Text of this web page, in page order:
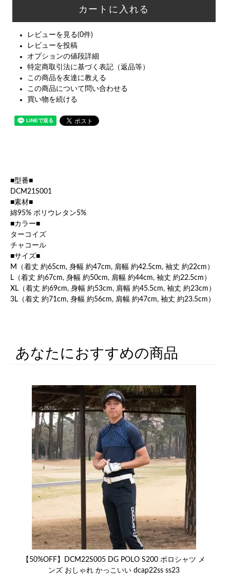
レビューを見る(0件)
レビューを投稿
オプションの値段詳細
特定商取引法に基づく表記（返品等）
この商品を友達に教える
この商品について問い合わせる
買い物を続ける
■型番■
DCM21S001
■素材■
綿95% ポリウレタン5%
■カラー■
ターコイズ
チャコール
■サイズ■
M（着丈 約65cm, 身幅 約47cm, 肩幅 約42.5cm, 袖丈 約22cm）
L（着丈 約67cm, 身幅 約50cm, 肩幅 約44cm, 袖丈 約22.5cm）
XL（着丈 約69cm, 身幅 約53cm, 肩幅 約45.5cm, 袖丈 約23cm）
3L（着丈 約71cm, 身幅 約56cm, 肩幅 約47cm, 袖丈 約23.5cm）
あなたにおすすめの商品
【50%OFF】DCM22S005 DG POLO S200 ポロシャツ メ
ンズ おしゃれ かっこいい dcap22ss ss23